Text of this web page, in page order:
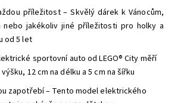
příležitost – Skvělý dárek k Vánocům,
nebo jakékoliv jiné příležitosti pro holky a
od 5 let
sportovní auto od LEGO® City měří
12 cm na délku a 5 cm na šířku
zapotřebí – Tento model elektrického